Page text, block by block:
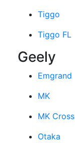
Tiggo
Tiggo FL
Geely
Emgrand
MK
MK Cross
Otaka